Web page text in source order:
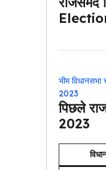
भीम
2023
पिछले
2023